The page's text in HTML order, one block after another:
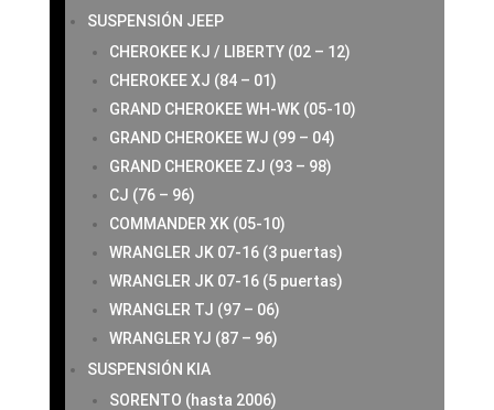
SUSPENSIÓN JEEP
CHEROKEE KJ / LIBERTY (02 – 12)
CHEROKEE XJ (84 – 01)
GRAND CHEROKEE WH-WK (05-10)
GRAND CHEROKEE WJ (99 – 04)
GRAND CHEROKEE ZJ (93 – 98)
CJ (76 – 96)
COMMANDER XK (05-10)
WRANGLER JK 07-16 (3 puertas)
WRANGLER JK 07-16 (5 puertas)
WRANGLER TJ (97 – 06)
WRANGLER YJ (87 – 96)
SUSPENSIÓN KIA
SORENTO (hasta 2006)